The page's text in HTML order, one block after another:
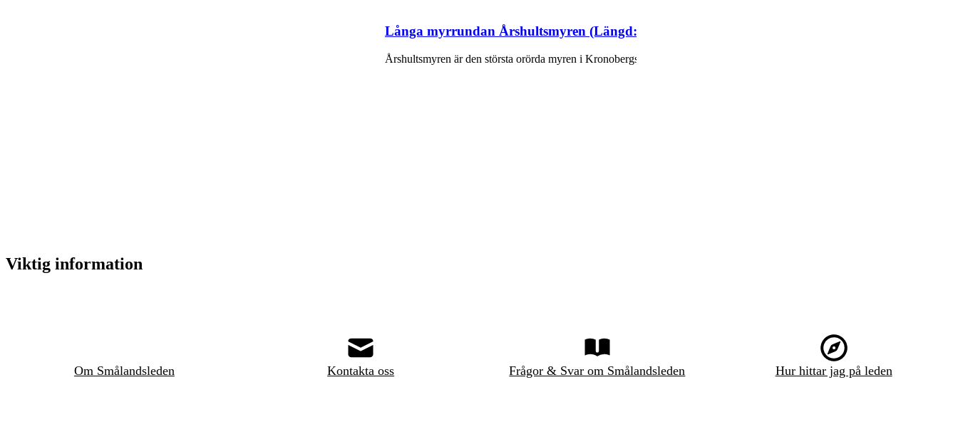
Långa myrrundan Årshultsmyren (Längd: 4,2 kilometer)
Årshultsmyren är den största orörda myren i Kronobergs län. Reservatet består av kala mossar och kär…
Viktig information
Om Smålandsleden Kontakta oss Frågor & Svar om Smålandsleden Hur hittar jag på leden